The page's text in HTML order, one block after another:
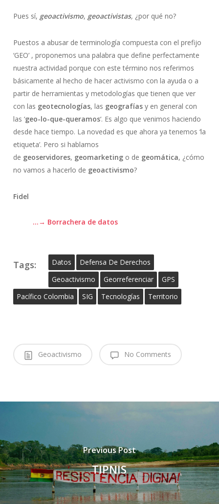
Pues sí, geoactivismo, geoactivistas, ¿por qué no?
Puestos a abusar de terminología compuesta con el prefijo
‘GEO’ , proponemos una palabra que define perfectamente
nuestra actividad porque con este término nos referimos
básicamente al hecho de hacer activismo con la ayuda o a
partir de herramientas y metodologías que tienen que ver
con las geotecnologías, las geografíasy en general con
las ‘geo-lo-que-queramos‘. Es algo que venimos haciendo
desde hace tiempo. La novedad es que ahora ya tenemos ‘la
etiqueta’. Pero si hablamos
de geoservidores, geomarketingo de geomática, ¿cómo
no vamos a hacerlo de geoactivismo?
Fidel
…→ Borrachera de datos
Tags: Datos
Defensa De Derechos
Geoactivismo
Georreferenciar
GPS
Pacífico Colombia
SIG Tecnologías Territorio
Geoactivismo No Comments
Previous Post
TIPNIS